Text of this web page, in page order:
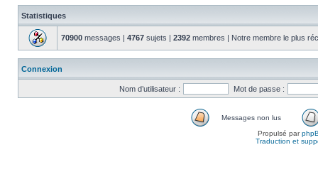
Statistiques
70900 messages | 4767 sujets | 2392 membres | Notre membre le plus
Connexion
Nom d’utilisateur : Mot de passe :
Messages non lus
Propulsé par
Traduction et